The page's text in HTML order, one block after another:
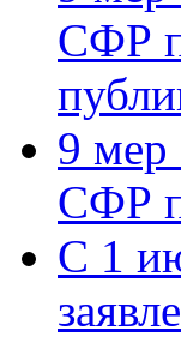
СФР
9 мер
СФР
С 1